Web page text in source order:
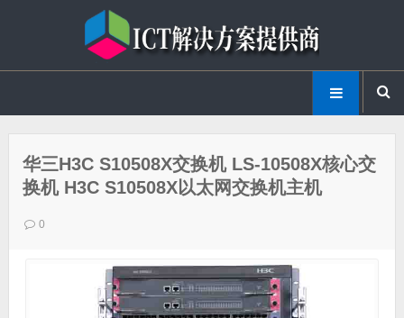
华三H3C S10508X交换机 LS-10508X核心交
换机 H3C S10508X以太网交换机主机
0